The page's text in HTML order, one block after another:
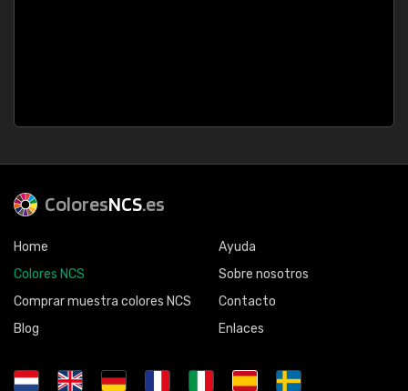
ColoresNCS.es
Home
Colores NCS
Comprar muestra colores NCS
Blog
Ayuda
Sobre nosotros
Contacto
Enlaces